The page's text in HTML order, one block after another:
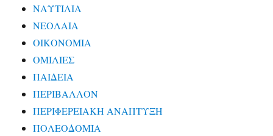
ΝΑΥΤΙΛΙΑ
ΝΕΟΛΑΙΑ
ΟΙΚΟΝΟΜΙΑ
ΟΜΙΛΙΕΣ
ΠΑΙΔΕΙΑ
ΠΕΡΙΒΑΛΛΟΝ
ΠΕΡΙΦΕΡΕΙΑΚΗ ΑΝΑΠΤΥΞΗ
ΠΟΛΕΟΔΟΜΙΑ